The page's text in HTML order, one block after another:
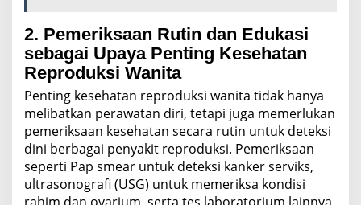
2. Pemeriksaan Rutin dan Edukasi
sebagai Upaya Penting Kesehatan
Reproduksi Wanita
Penting kesehatan reproduksi wanita tidak hanya
melibatkan perawatan diri, tetapi juga memerlukan
pemeriksaan kesehatan secara rutin untuk deteksi
dini berbagai penyakit reproduksi. Pemeriksaan
seperti Pap smear untuk deteksi kanker serviks,
ultrasonografi (USG) untuk memeriksa kondisi